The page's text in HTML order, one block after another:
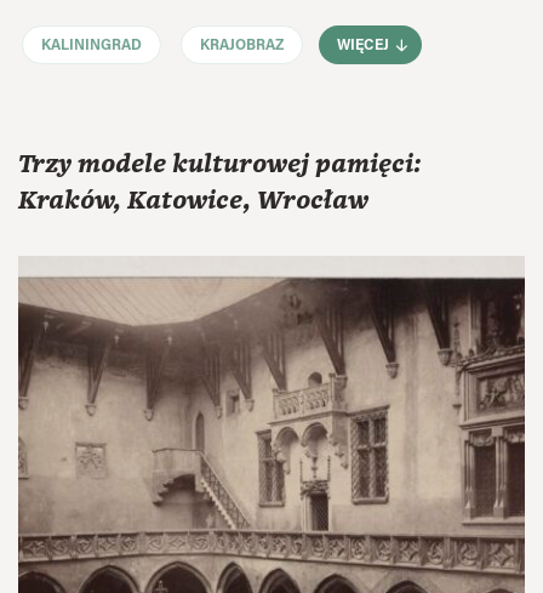
KALININGRAD KRAJOBRAZ WIĘCEJ
Trzy modele kulturowej pamięci:
Kraków, Katowice, Wrocław